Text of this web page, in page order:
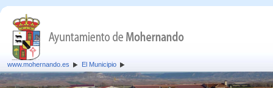
www.mohernando.es El Municipio